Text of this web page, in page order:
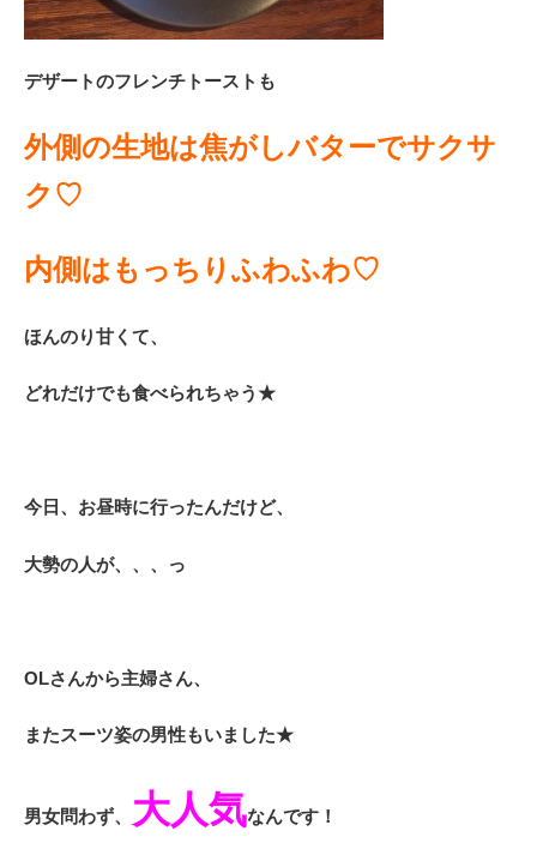
デザートのフレンチトーストも
外側の生地は焦がしバターでサクサ
ク♡
内側はもっちりふわふわ♡
ほんのり甘くて、
どれだけでも食べられちゃう★
今日、お昼時に行ったんだけど、
大勢の人が、、、っ
OLさんから主婦さん、
またスーツ姿の男性もいました★
男女問わず、 大人気なんです！